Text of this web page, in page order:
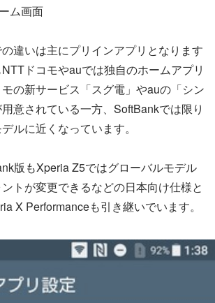
ム画面
違いは主にプリインアプリとなります
ドコモやauでは独自のホームアプリ
の新サービス「スグ電」やauの「シン
意されている一方、SoftBankでは限り
ルに近くなっています。
版もXperia Z5ではグローバルモデル
トが変更できるなどの日本向け仕様と
X Performanceも引き継いでいます。